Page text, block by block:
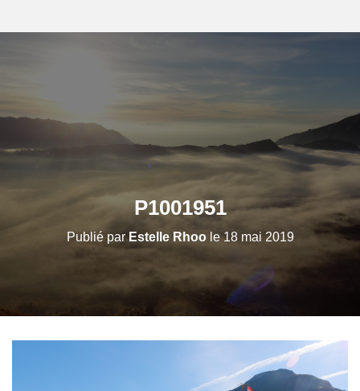
P1001951
Publié parEstelle Rhoole18 mai 2019